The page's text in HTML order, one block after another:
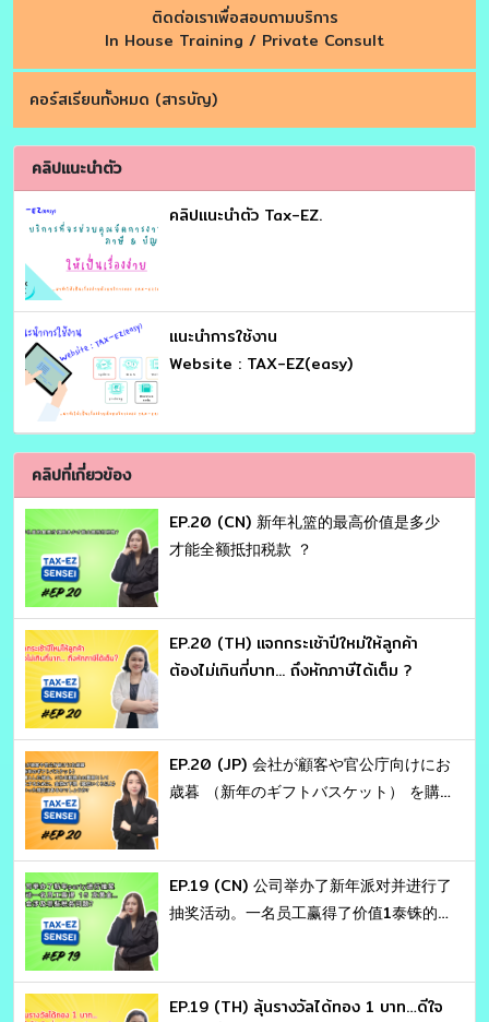
ติดต่อเราเพื่อสอบถามบริการ
In House Training / Private Consult
คอร์สเรียนทั้งหมด (สารบัญ)
คลิปแนะนำตัว
คลิปแนะนำตัว Tax-EZ.
เเนะนำการใช้งาน
Website : TAX-EZ(easy)
คลิปที่เกี่ยวข้อง
EP.20 (CN) 新年礼篮的最高价值是多少
才能全额抵扣税款 ？
EP.20 (TH) แจกกระเช้าปีใหม่ให้ลูกค้า
ต้องไม่เกินกี่บาท... ถึงหักภาษีได้เต็ม ?
EP.20 (JP) 会社が顧客や官公庁向けにお
歳暮 （新年のギフトバスケット） を購
ら以上） といった規定はあるのでしょう
か？
EP.19 (CN) 公司举办了新年派对并进行了
抽奖活动。一名员工赢得了价值1泰铢的
EP.19 (TH) ลุ้นรางวัลได้ทอง 1 บาท…ดีใจ